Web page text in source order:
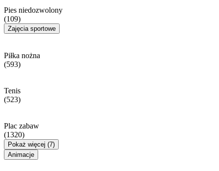
Pies niedozwolony
(109)
Zajęcia sportowe
Piłka nożna
(593)
Tenis
(523)
Plac zabaw
(1320)
Pokaż więcej (7)
Animacje